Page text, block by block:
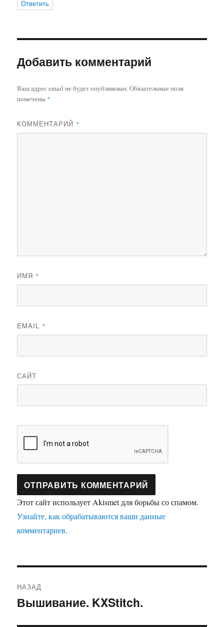
Ответить
Добавить комментарий
Ваш адрес email не будет опубликован.Обязательные поля
помечены *
КОММЕНТАРИЙ *
ИМЯ *
EMAIL *
САЙТ
Этот сайт использует Akismet для борьбы со спамом.
Узнайте, как обрабатываются ваши данные
комментариев.
по
НАЗАД
Предыдущая
Вышивание. KXStitch.